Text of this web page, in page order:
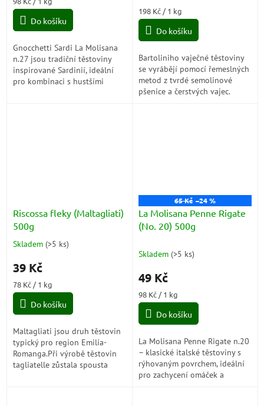
5,0
5
cena:
Do košíku
Gnocchetti Sardi La Molisana
n.27 jsou tradiční těstoviny
inspirované Sardinií, ideální
pro kombinaci s hustšími
Měrná
cena:
198 Kč / 1 kg
Do košíku
Bartoliniho vaječné těstoviny
se vyrábějí pomocí řemeslných
metod z tvrdé semolinové
pšenice a čerstvých vajec.
Riscossa fleky (Maltagliati)
500g
Průměrné
produktu
5,0
5
Skladem (>5 ks)
39 Kč
Měrná
cena:
78 Kč / 1 kg
Do košíku
Maltagliati jsou druh těstovin
typický pro region Emilia-
Romanga.Při výrobě těstovin
tagliatelle zůstala spousta
65 Kč –24 %
La Molisana Penne Rigate
(No. 20) 500g
Skladem (>5 ks)
49 Kč
Měrná
cena:
98 Kč / 1 kg
Do košíku
La Molisana Penne Rigate n.20
– klasické italské těstoviny s
rýhovaným povrchem, ideální
pro zachycení omáček a